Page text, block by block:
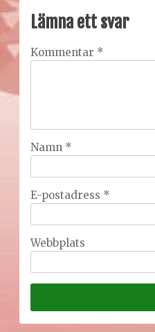
Lämna ett svar
Kommentar *
Namn *
E-postadress *
Webbplats